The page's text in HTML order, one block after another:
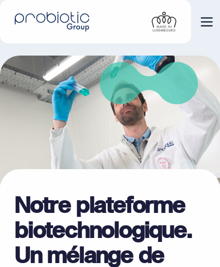
Notre plateforme
biotechnologique.
Un mélange de